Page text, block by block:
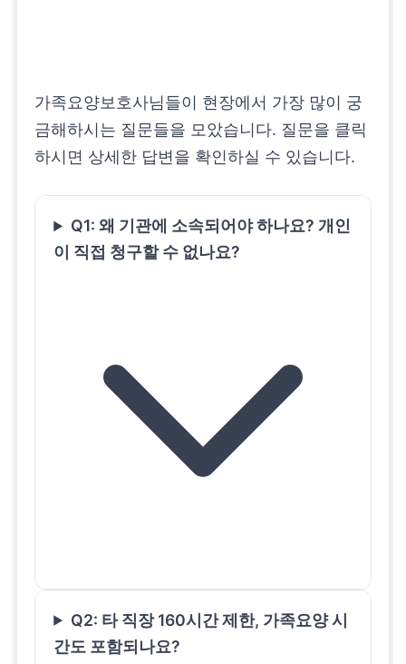
가족요양보호사님들이 현장에서 가장 많이 궁
금해하시는 질문들을 모았습니다. 질문을 클릭
하시면 상세한 답변을 확인하실 수 있습니다.
Q1: 왜 기관에 소속되어야 하나요? 개인
이 직접 청구할 수 없나요?
Q2: 타 직장 160시간 제한, 가족요양 시
간도 포함되나요?